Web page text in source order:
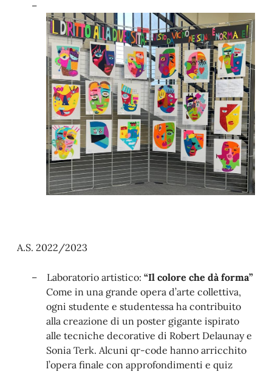
–
A.S. 2022/2023
– Laboratorio artistico: “Il colore che dà forma”
Come in una grande opera d’arte collettiva,
ogni studente e studentessa ha contribuito
alla creazione di un poster gigante ispirato
alle tecniche decorative di Robert Delaunay e
Sonia Terk. Alcuni qr-code hanno arricchito
l’opera finale con approfondimenti e quiz